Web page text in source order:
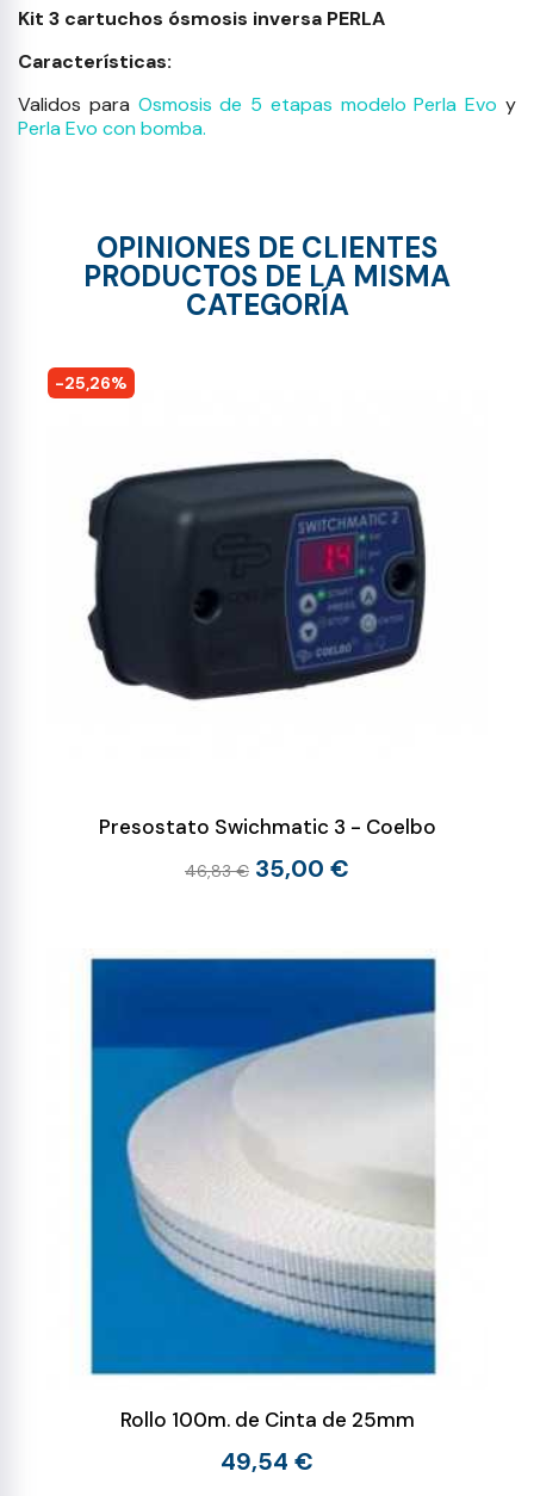
Kit 3 cartuchos ósmosis inversa PERLA
Características:
Validos para Osmosis de 5 etapas modelo Perla Evo y
Perla Evo con bomba.
OPINIONES DE CLIENTES
PRODUCTOS DE LA MISMA
CATEGORÍA
-25,26%
Presostato Swichmatic 3 - Coelbo
46,83 € 35,00 €
Rollo 100m. de Cinta de 25mm
49,54 €